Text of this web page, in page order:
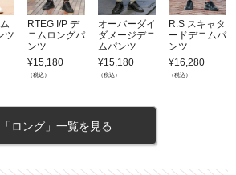
ツ
RTEG I/P デ
ニムロングパ
ンツ
¥15,180
（税込）
オーバーダイ
ダメージデニ
ムパンツ
¥15,180
（税込）
R.S スキャタ
ードデニムパ
ンツ
¥16,280
（税込）
「ロング」一覧を見る